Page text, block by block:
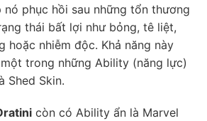
phục hồi sau những tổn thương
thái bất lợi như bỏng, tê liệt,
hoặc nhiễm độc. Khả năng này
trong những Ability (năng lực)
Shed Skin.
còn có Ability ẩn là Marvel